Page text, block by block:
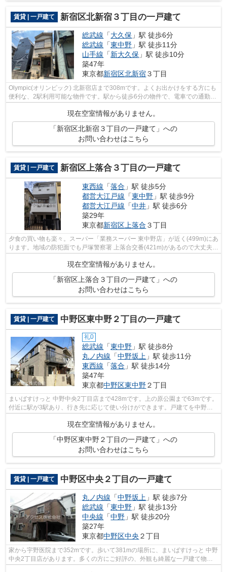
賃貸 | 一戸建て 新宿区北新宿３丁目の一戸建て
総武線 「大久保 」駅 徒歩6分
総武線 「東中野 」駅 徒歩11分
山手線 「新大久保 」駅 徒歩10分
築47年
東京都新宿区北新宿３丁目
Olympic(オリンピック) 北新宿店まで308mです。よくお出かけをする方にも
便利な、2駅利用可能な物件です。駅から徒歩6分の物件で、電車での通勤に
も便利な立地です。中野区、新宿区の...
現在空室情報がありません。
「新宿区北新宿３丁目の一戸建て」への
お問い合わせはこちら
賃貸 | 一戸建て 新宿区上落合３丁目の一戸建て
東西線 「落合 」駅 徒歩5分
都営大江戸線 「東中野 」駅 徒歩9分
都営大江戸線 「中井 」駅 徒歩6分
築29年
東京都新宿区 上落合 ３丁目
夕食の買い物も楽々。スーパー「業務スーパー 東中野店」が近く(499m)にあ
ります。地域の防犯面でも戸塚警察署 上落合交番(421m)があるので大丈夫。
現在空室情報がありません。
「新宿区上落合３丁目の一戸建て」への
お問い合わせはこちら
賃貸 | 一戸建て 中野区東中野２丁目の一戸建て
礼0
総武線 「東中野 」駅 徒歩8分
丸ノ内線 「中野坂上 」駅 徒歩11分
東西線 「落合 」駅 徒歩14分
築47年
東京都中野区東中野２丁目
まいばすけっと 中野中央2丁目店まで428mです。上の原公園まで63mです。
付近に駅が3駅あり、行き先に応じて使い分けができます。戸建てを中野区
現在空室情報がありません。
「中野区東中野２丁目の一戸建て」への
お問い合わせはこちら
賃貸 | 一戸建て 中野区中央２丁目の一戸建て
丸ノ内線 「中野坂上 」駅 徒歩7分
総武線 「東中野 」駅 徒歩13分
中央線 「中野 」駅 徒歩20分
築27年
東京都中野区中央 ２丁目
家から宇野医院まで352mです。歩いて381mの場所に、まいばすけっと 中野
中央2丁目店があります。多くの方にご好評の、外観も綺麗な一戸建て物件
です。アクセスで紹介する、中野区の一...